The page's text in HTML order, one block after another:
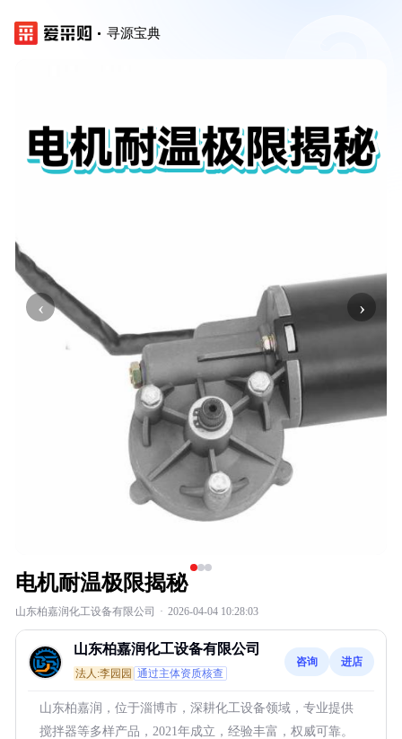
寻源宝典
‹ ›
电机耐温极限揭秘
山东柏嘉润化工设备有限公司 · 2026-04-04 10:28:03
山东柏嘉润化工设备有限公司
法人:李园园 通过主体资质核查
咨询 进店
山东柏嘉润，位于淄博市，深耕化工设备领域，专业提供
搅拌器等多样产品，2021年成立，经验丰富，权威可靠。